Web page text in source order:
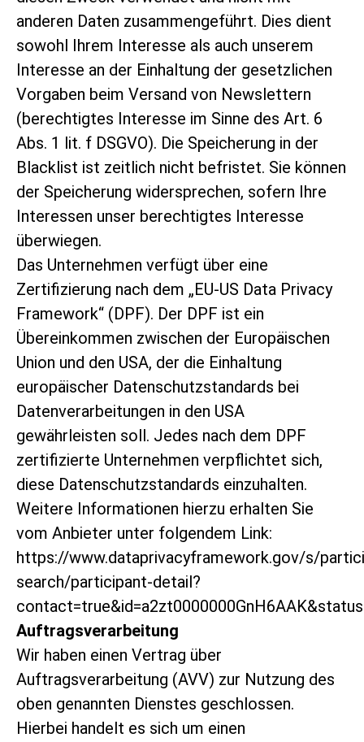
anderen Daten zusammengeführt. Dies dient
sowohl Ihrem Interesse als auch unserem
Interesse an der Einhaltung der gesetzlichen
Vorgaben beim Versand von Newslettern
(berechtigtes Interesse im Sinne des Art. 6
Abs. 1 lit. f DSGVO). Die Speicherung in der
Blacklist ist zeitlich nicht befristet. Sie können
der Speicherung widersprechen, sofern Ihre
Interessen unser berechtigtes Interesse
überwiegen.
Das Unternehmen verfügt über eine
Zertifizierung nach dem „EU-US Data Privacy
Framework“ (DPF). Der DPF ist ein
Übereinkommen zwischen der Europäischen
Union und den USA, der die Einhaltung
europäischer Datenschutzstandards bei
Datenverarbeitungen in den USA
gewährleisten soll. Jedes nach dem DPF
zertifizierte Unternehmen verpflichtet sich,
diese Datenschutzstandards einzuhalten.
Weitere Informationen hierzu erhalten Sie
vom Anbieter unter folgendem Link:
https://www.dataprivacyframework.gov/s/
search/participant-detail?
Auftragsverarbeitung
Wir haben einen Vertrag über
Auftragsverarbeitung (AVV) zur Nutzung des
oben genannten Dienstes geschlossen.
Hierbei handelt es sich um einen